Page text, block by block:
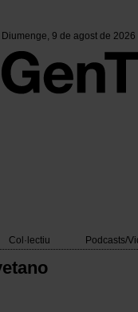
Diumenge, 9 de agost de 2026
Col·lectiu Podcasts/